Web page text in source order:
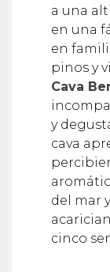
a una
en una
en
pinos y
Cava
y
cava
del mar
cinco